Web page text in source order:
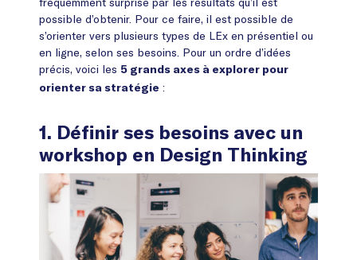
possible d’obtenir. Pour ce faire, il est possible de
s’orienter vers plusieurs types de LEx en présentiel ou
en ligne, selon ses besoins. Pour un ordre d’idées
précis, voici les 5 grands axes à explorer pour
orienter sa stratégie :
1. Définir ses besoins avec un
workshop en Design Thinking